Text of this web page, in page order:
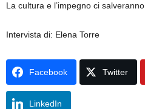
La cultura e l’impegno ci salveranno.
Intervista di: Elena Torre
Facebook Twitter
LinkedIn